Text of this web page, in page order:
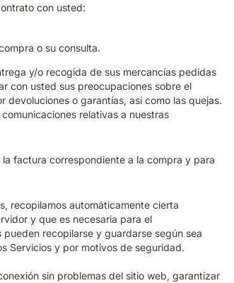
con usted:
o su consulta.
y/o recogida de sus mercancías pedidas
con usted sus preocupaciones sobre el
devoluciones o garantías, así como las quejas.
relativas a nuestras
factura correspondiente a la compra y para
recopilamos automáticamente cierta
y que es necesaria para el
recopilarse y guardarse según sea
Servicios y por motivos de seguridad.
sin problemas del sitio web, garantizar